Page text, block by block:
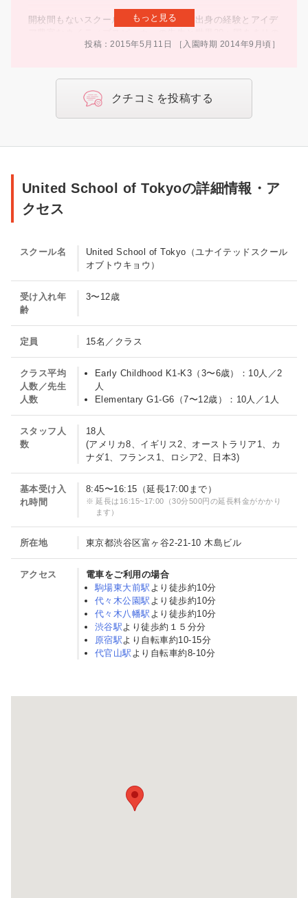
開校間もないスクールですが、様々な国出身の経験とアイデ
生徒がおり、英語圏を始め世界の国々の文化や音楽に多くふ
ESLの必要な生徒の数は1クラスに30%と定められており、
教室の中だけにはとどまらず課外授業も盛んに行なわれてい
ます。
ホーム訪問やカンボジアの姉妹校への支援など、毎日いろい
ろなことを様々な角度から楽しく学習しているようです。
もっと見る
投稿：2015年5月11日 ［入園時期 2014年9月頃 ］
クチコミを投稿する
United
School
of
ナ
イ
テ
ッ
ド
ス
ク
ー
ル
オ
ブ
ト
ウ
キ
ョ
ウ）
の
United School of Tokyoの詳細情報・ア
クセス
スクール名
United School of Tokyo（ユナイテッドスクール
オブトウキョウ）
受け入れ年
齢
3〜12歳
定員 15名／クラス
クラス平均
人数／先生
人数
Early Childhood K1-K3（3〜6歳）：10人／2
人
Elementary G1-G6（7〜12歳）：10人／1人
スタッフ人
数
18人
(アメリカ8、イギリス2、オーストラリア1、カ
ナダ1、フランス1、ロシア2、日本3)
基本受け入
れ時間
8:45〜16:15（延長17:00まで）
延長は16:15~17:00（30分500円の延長料金がかかり
ます）
所在地 東京都渋谷区富ヶ谷2-21-10 木島ビル
アクセス
電車をご利用の場合
駒場東大前駅 より徒歩約10分
代々木公園駅 より徒歩約10分
代々木八幡駅 より徒歩約10分
渋谷駅より徒歩約１５分分
原宿駅より自転車約10-15分
代官山駅 より自転車約8-10分